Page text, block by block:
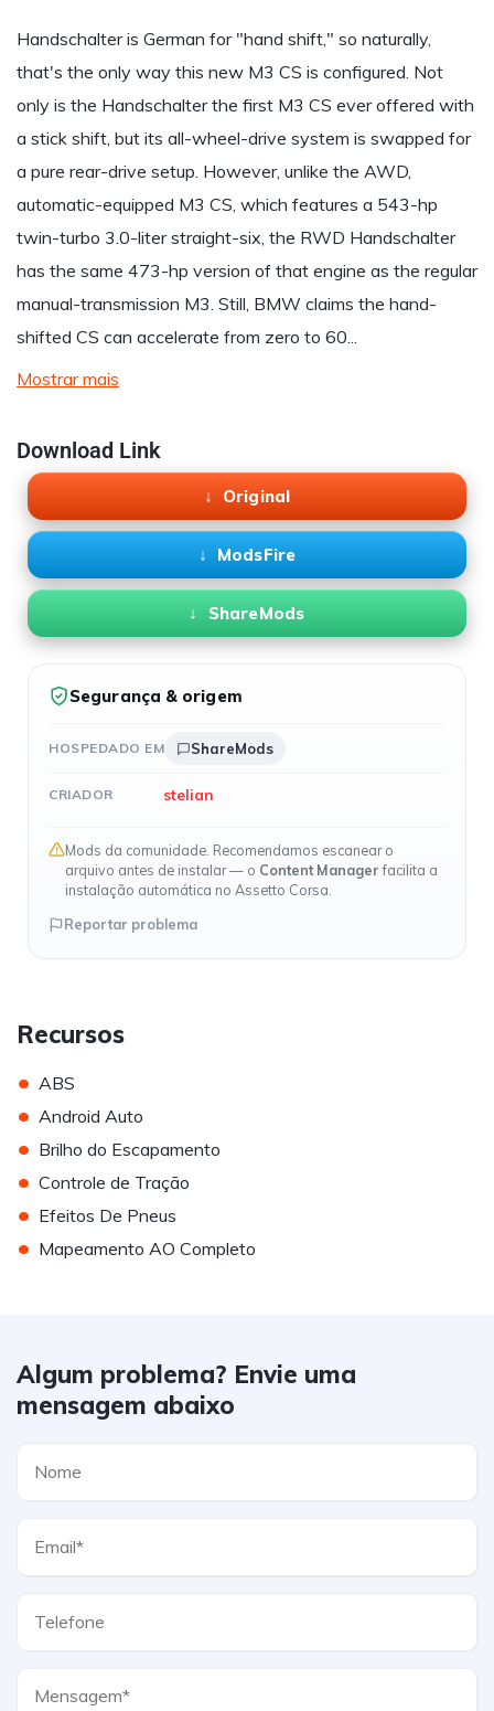
Handschalter is German for "hand shift," so naturally,
that's the only way this new M3 CS is configured. Not
only is the Handschalter the first M3 CS ever offered with
a stick shift, but its all-wheel-drive system is swapped for
a pure rear-drive setup. However, unlike the AWD,
automatic-equipped M3 CS, which features a 543-hp
twin-turbo 3.0-liter straight-six, the RWD Handschalter
has the same 473-hp version of that engine as the regular
manual-transmission M3. Still, BMW claims the hand-
shifted CS can accelerate from zero to 60...
Mostrar mais
Download Link
Original
ModsFire
ShareMods
Segurança & origem
HOSPEDADO EM ShareMods
CRIADOR stelian
Mods da comunidade. Recomendamos escanear o
arquivo antes de instalar — o Content Managerfacilita a
instalação automática no Assetto Corsa.
Reportar problema
Recursos
• ABS
• Android Auto
• Brilho do Escapamento
• Controle de Tração
• Efeitos De Pneus
• Mapeamento AO Completo
Algum problema? Envie uma
mensagem abaixo